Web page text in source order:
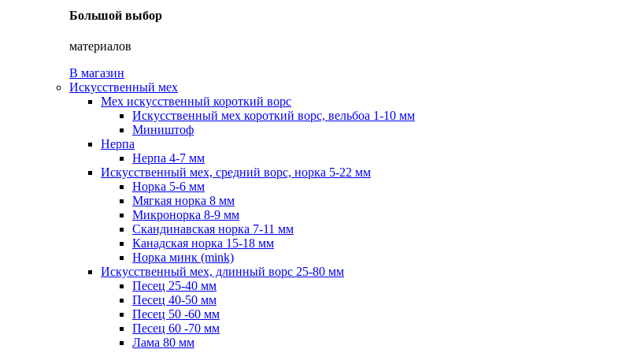
Большой выбор
материалов
В магазин
Искусственный мех
Мех искусственный короткий ворс
Искусственный мех короткий ворс, вельбоа 1-10 мм
Миништоф
Нерпа
Нерпа 4-7 мм
Искусственный мех, средний ворс, норка 5-22 мм
Норка 5-6 мм
Мягкая норка 8 мм
Микронорка 8-9 мм
Скандинавская норка 7-11 мм
Канадская норка 15-18 мм
Норка минк (mink)
Искусственный мех, длинный ворс 25-80 мм
Песец 25-40 мм
Песец 40-50 мм
Песец 50 -60 мм
Песец 60 -70 мм
Лама 80 мм